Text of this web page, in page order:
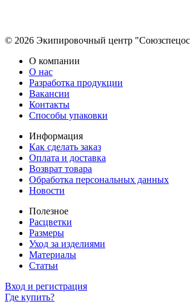
© 2026 Экипировочный центр
О компании
О нас
Разработка продукции
Вакансии
Контакты
Способы упаковки
Информация
Как сделать заказ
Оплата и доставка
Возврат товара
Обработка персональных данных
Новости
Полезное
Расцветки
Размеры
Уход за изделиями
Материалы
Статьи
Вход и регистрация
Где купить?